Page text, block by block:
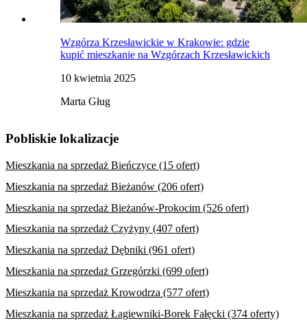
Wzgórza Krzesławickie w Krakowie: gdzie
kupić mieszkanie na Wzgórzach Krzesławickich
10 kwietnia 2025
Marta Gług
Pobliskie lokalizacje
Mieszkania na sprzedaż Bieńczyce (15 ofert)
Mieszkania na sprzedaż Bieżanów (206 ofert)
Mieszkania na sprzedaż Bieżanów-Prokocim (526 ofert)
Mieszkania na sprzedaż Czyżyny (407 ofert)
Mieszkania na sprzedaż Dębniki (961 ofert)
Mieszkania na sprzedaż Grzegórzki (699 ofert)
Mieszkania na sprzedaż Krowodrza (577 ofert)
Mieszkania na sprzedaż Łagiewniki-Borek Fałęcki (374 oferty)